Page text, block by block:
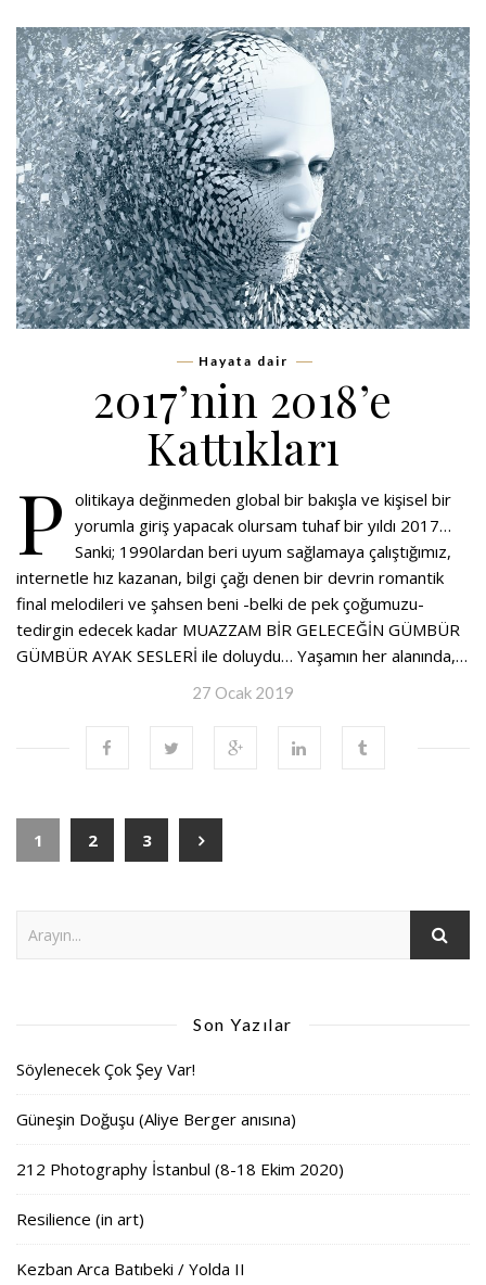
Hayata dair
2017’nin 2018’e
Kattıkları
P olitikaya değinmeden global bir bakışla ve kişisel bir
yorumla giriş yapacak olursam tuhaf bir yıldı 2017…
Sanki; 1990lardan beri uyum sağlamaya çalıştığımız,
internetle hız kazanan, bilgi çağı denen bir devrin romantik
final melodileri ve şahsen beni -belki de pek çoğumuzu-
tedirgin edecek kadar MUAZZAM BİR GELECEĞİN GÜMBÜR
GÜMBÜR AYAK SESLERİ ile doluydu… Yaşamın her alanında,…
27 Ocak 2019
1 2 3
Son Yazılar
Söylenecek Çok Şey Var!
Güneşin Doğuşu (Aliye Berger anısına)
212 Photography İstanbul (8-18 Ekim 2020)
Resilience (in art)
Kezban Arca Batıbeki / Yolda II